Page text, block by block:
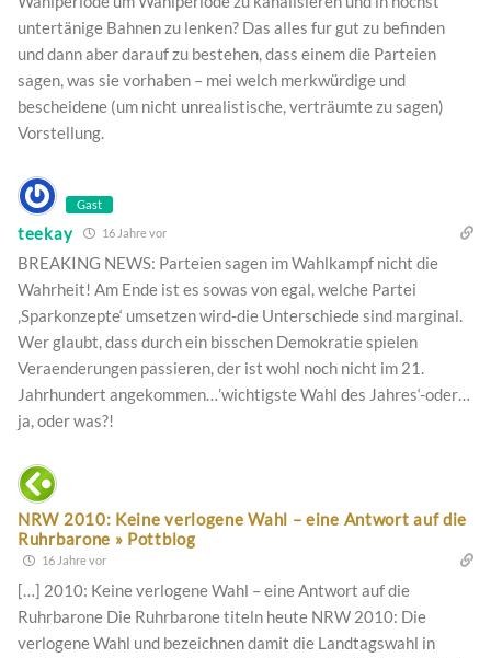
untertänige Bahnen zu lenken? Das alles fur gut zu befinden
und dann aber darauf zu bestehen, dass einem die Parteien
sagen, was sie vorhaben – mei welch merkwürdige und
bescheidene (um nicht unrealistische, verträumte zu sagen)
Vorstellung.
Gast
teekay 16 Jahre vor
BREAKING NEWS: Parteien sagen im Wahlkampf nicht die
Wahrheit! Am Ende ist es sowas von egal, welche Partei
‚Sparkonzepte‘ umsetzen wird-die Unterschiede sind marginal.
Wer glaubt, dass durch ein bisschen Demokratie spielen
Veraenderungen passieren, der ist wohl noch nicht im 21.
Jahrhundert angekommen…’wichtigste Wahl des Jahres‘-oder…
ja, oder was?!
NRW 2010: Keine verlogene Wahl – eine Antwort auf die
Ruhrbarone » Pottblog
16 Jahre vor
[…] 2010: Keine verlogene Wahl – eine Antwort auf die
Ruhrbarone Die Ruhrbarone titeln heute NRW 2010: Die
verlogene Wahl und bezeichnen damit die Landtagswahl in